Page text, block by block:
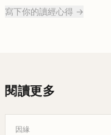
寫下你的讀經心得 →
閱讀更多
因緣